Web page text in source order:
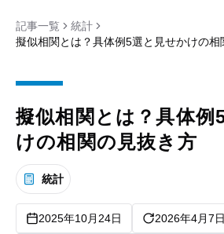
記事一覧
統計
擬似相関とは？具体例5選と見せかけの相
擬似相関とは？具体例
けの相関の見抜き方
統計
2025年10月24日 2026年4月7日